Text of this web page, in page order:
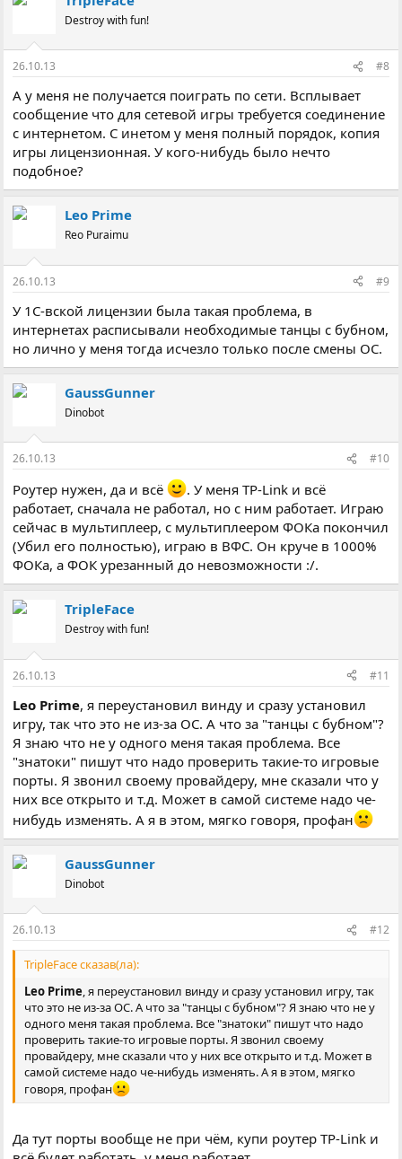
Destroy with fun!
26.10.13 #8
А у меня не получается поиграть по сети. Всплывает
сообщение что для сетевой игры требуется соединение
с интернетом. С инетом у меня полный порядок, копия
игры лицензионная. У кого-нибудь было нечто
подобное?
Leo Prime
Reo Puraimu
26.10.13 #9
У 1С-вской лицензии была такая проблема, в
интернетах расписывали необходимые танцы с бубном,
но лично у меня тогда исчезло только после смены ОС.
GaussGunner
Dinobot
26.10.13 #10
Роутер нужен, да и всё
. У меня TP-Link и всё
работает, сначала не работал, но с ним работает. Играю
сейчас в мультиплеер, с мультиплеером ФОКа покончил
(Убил его полностью), играю в ВФС. Он круче в 1000%
ФОКа, а ФОК урезанный до невозможности :/.
TripleFace
Destroy with fun!
26.10.13 #11
Leo Prime, я переустановил винду и сразу установил
игру, так что это не из-за ОС. А что за "танцы с бубном"?
Я знаю что не у одного меня такая проблема. Все
"знатоки" пишут что надо проверить такие-то игровые
порты. Я звонил своему провайдеру, мне сказали что у
них все открыто и т.д. Может в самой системе надо че-
нибудь изменять. А я в этом, мягко говоря, профан
GaussGunner
Dinobot
26.10.13 #12
TripleFace сказав(ла):
Leo Prime, я переустановил винду и сразу установил игру, так
что это не из-за ОС. А что за "танцы с бубном"? Я знаю что не у
одного меня такая проблема. Все "знатоки" пишут что надо
проверить такие-то игровые порты. Я звонил своему
провайдеру, мне сказали что у них все открыто и т.д. Может в
самой системе надо че-нибудь изменять. А я в этом, мягко
говоря, профан
Да тут порты вообще не при чём, купи роутер TP-Link и